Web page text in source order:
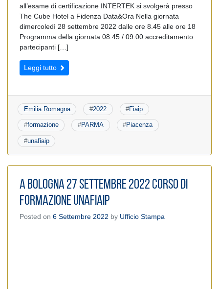
all’esame di certificazione INTERTEK si svolgerà presso
The Cube Hotel a Fidenza Data&Ora Nella giornata
dimercoledì 28 settembre 2022 dalle ore 8.45 alle ore 18
Programma della giornata 08:45 / 09:00 accreditamento
partecipanti […]
Leggi tutto
Emilia Romagna #2022 #Fiaip
#formazione #PARMA #Piacenza
#unafiaip
A Bologna 27 settembre 2022 corso di
formazione UnaFIAIP
Posted on 6 Settembre 2022 by Ufficio Stampa